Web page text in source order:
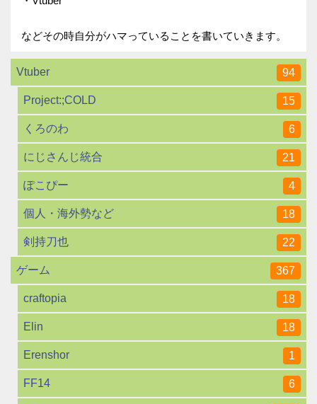
などその時自分がハマっていることを書いていきます。
Vtuber 94
Project:;COLD 15
くろのわ 6
にじさんじ統合 21
ぽこぴー 4
個人・海外勢など 18
剣持刀也 22
ゲーム 367
craftopia 18
Elin 18
Erenshor 1
FF14 6